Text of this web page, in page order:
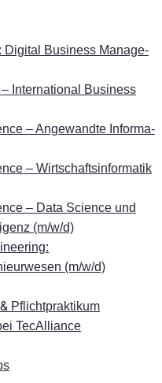
Di­gi­tal Busi­ness Ma­nage­
In­ter­na­tio­nal Busi­ness
– An­ge­wand­te In­for­ma­
– Wirt­schafts­in­for­ma­tik
– Data Sci­ence und
(m/w/d)
(m/w/d)
& Pflichtpraktikum
TecAlliance